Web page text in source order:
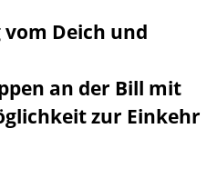
Deich und
an der Bill mit
zur Einkehr